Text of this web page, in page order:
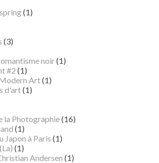
(1)
(3)
noir(1)
#2 (1)
Art(1)
d'art(1)
la Photographie(16)
(1)
Japon à Paris (1)
(1)
Andersen (1)